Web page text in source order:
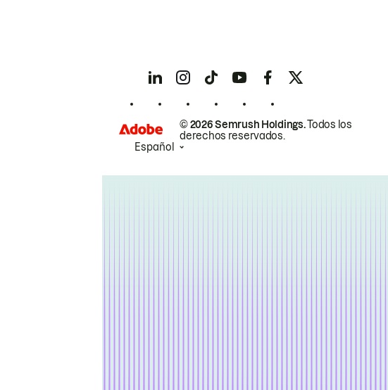
© 2026 Semrush Holdings.Todos los
derechos reservados.
Español